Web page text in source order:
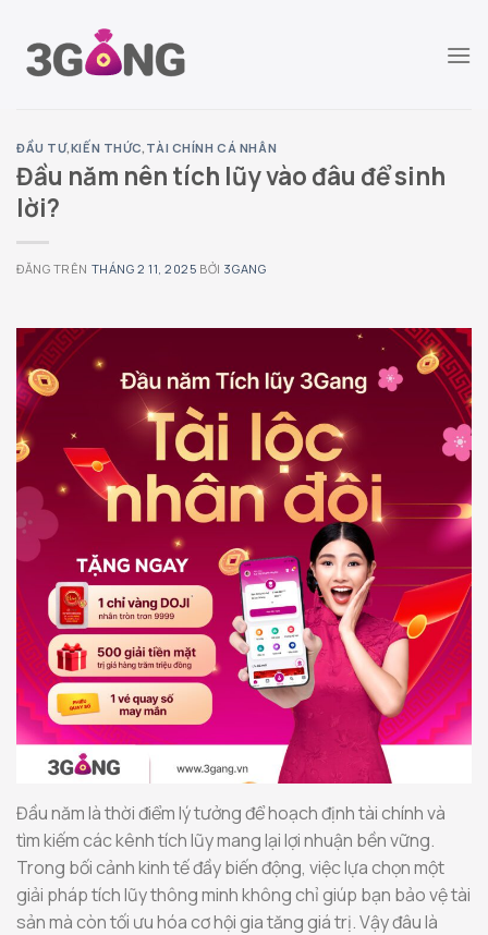
đến
ĐẦU TƯ,KIẾN THỨC, TÀI CHÍNH CÁ NHÂN
Đầu năm nên tích lũy vào đâu để sinh
lời?
ĐĂNG TRÊN THÁNG 2 11, 2025 BỞI 3GANG
Đầu năm là thời điểm lý tưởng để hoạch định tài chính và
tìm kiếm các kênh tích lũy mang lại lợi nhuận bền vững.
Trong bối cảnh kinh tế đầy biến động, việc lựa chọn một
giải pháp tích lũy thông minh không chỉ giúp bạn bảo vệ tài
sản mà còn tối ưu hóa cơ hội gia tăng giá trị. Vậy đâu là